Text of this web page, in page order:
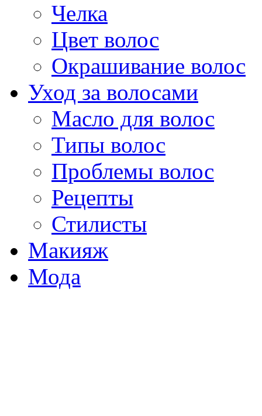
Челка
Цвет волос
Окрашивание волос
Уход за волосами
Масло для волос
Типы волос
Проблемы волос
Рецепты
Стилисты
Макияж
Мода